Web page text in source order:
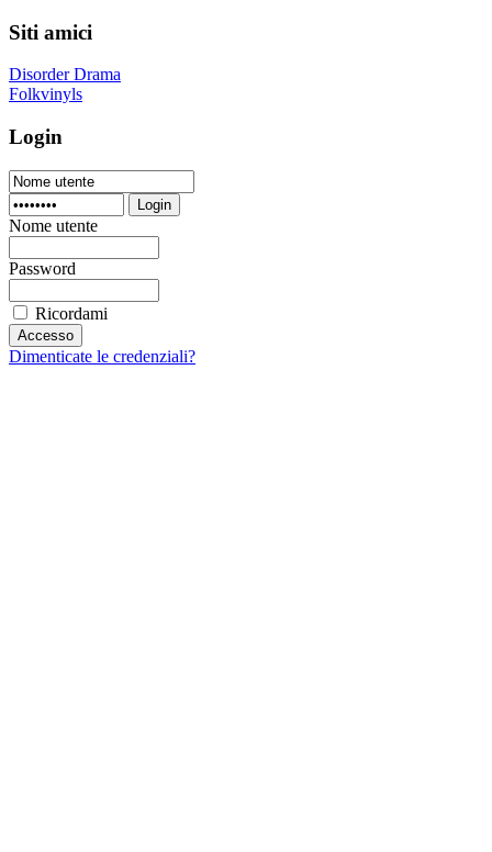
Siti amici
Disorder Drama
Folkvinyls
Login
Login
Nome utente
Password
Ricordami
Dimenticate le credenziali?